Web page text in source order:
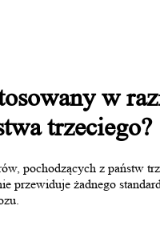
w
trzeciego?
pochodzących z państw
przewiduje żadnego